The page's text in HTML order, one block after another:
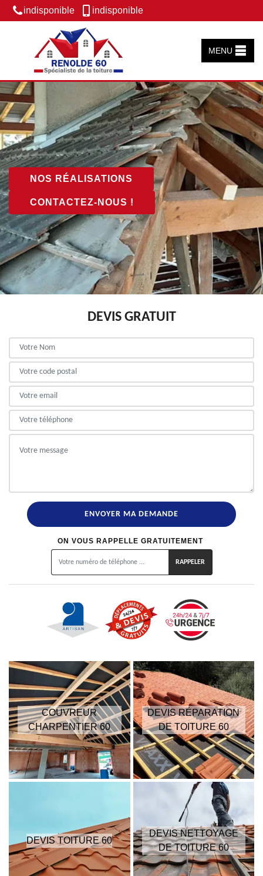
indisponible indisponible
MENU
NOS RÉALISATIONS
CONTACTEZ-NOUS !
DEVIS GRATUIT
ON VOUS RAPPELLE GRATUITEMENT
COUVREUR
CHARPENTIER 60
DEVIS RÉPARATION
DE TOITURE 60
DEVIS TOITURE 60
DEVIS NETTOYAGE
DE TOITURE 60